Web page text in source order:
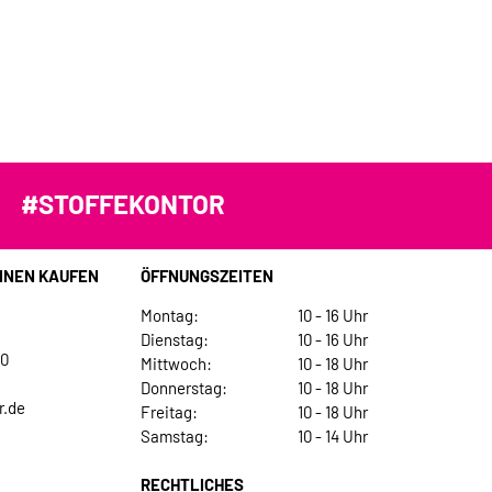
#STOFFEKONTOR
KAUFEN
ÖFFNUNGSZEITEN
Montag:
10 - 16 Uhr
Dienstag:
10 - 16 Uhr
Mittwoch:
10 - 18 Uhr
Donnerstag:
10 - 18 Uhr
Freitag:
10 - 18 Uhr
Samstag:
10 - 14 Uhr
RECHTLICHES